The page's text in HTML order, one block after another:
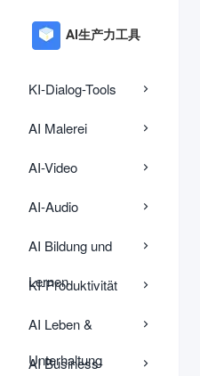
KI-Dialog-Tools
AI Malerei
AI-Video
AI-Audio
AI Bildung und
Lernen
KI-Produktivität
AI Leben &
Unterhaltung
AI Business-